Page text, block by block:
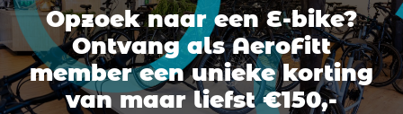
Opzoek naar een E-bike?
Ontvang als AeroFitt
member een unieke korting
van maar liefst €150,-